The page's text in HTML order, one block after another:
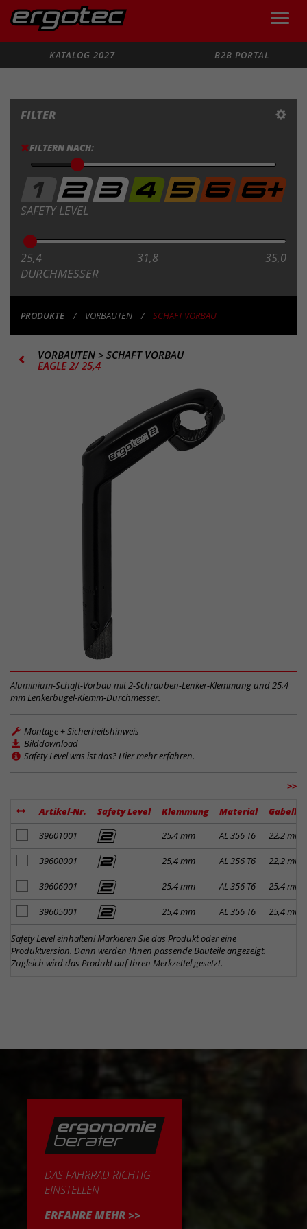
Toggle
KATALOG 2027
B2B PORTAL
FILTER
FILTERN NACH:
SAFETY LEVEL
25,4 31,8 35,0
DURCHMESSER
PRODUKTE VORBAUTEN SCHAFT VORBAU
VORBAUTEN > SCHAFT VORBAU
EAGLE 2/ 25,4
Aluminium-Schaft-Vorbau mit 2-Schrauben-Lenker-Klemmung und 25,4
mm Lenkerbügel-Klemm-Durchmesser.
Montage + Sicherheitshinweis
Bilddownload
Safety Level was ist das? Hier mehr erfahren.
>>
Artikel-Nr. Safety Level Klemmung Material
Artikel zum Merkzettel hinzufügen
39601001 25,4 mm AL 356 T6 22,2 mm
Artikel zum Merkzettel hinzufügen
39600001 25,4 mm AL 356 T6 22,2 mm
Artikel zum Merkzettel hinzufügen
39606001 25,4 mm AL 356 T6 25,4 mm
Artikel zum Merkzettel hinzufügen
39605001 25,4 mm AL 356 T6 25,4 mm
Safety Level einhalten! Markieren Sie das Produkt oder eine
Produktversion. Dann werden Ihnen passende Bauteile angezeigt.
Zugleich wird das Produkt auf Ihren Merkzettel gesetzt.
DAS FAHRRAD RICHTIG
EINSTELLEN
ERFAHRE MEHR >>